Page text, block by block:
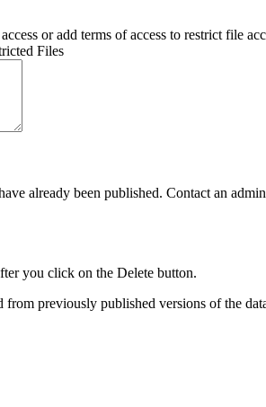
or add terms of access to restrict file
Files
already been published. Contact an
you click on the Delete button.
previously published versions of the